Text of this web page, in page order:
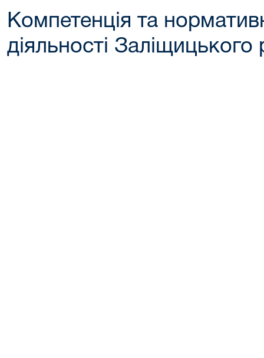
Компетенція та
діяльності